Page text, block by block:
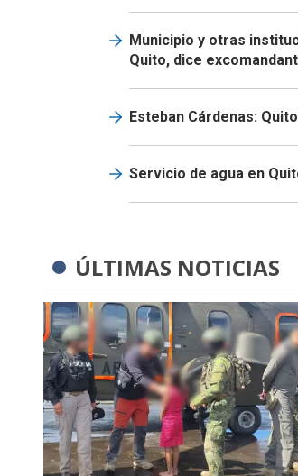
Municipio y otras
Quito, dice
Esteban Cárdenas:
Servicio de agua en
ÚLTIMAS NOTICIAS